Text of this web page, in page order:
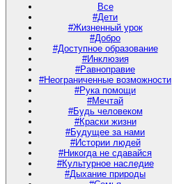
Все
#Дети
#Жизненный урок
#Добро
#Доступное образование
#Инклюзия
#Равноправие
#Неограниченные возможности
#Рука помощи
#Мечтай
#Будь человеком
#Краски жизни
#Будущее за нами
#Истории людей
#Никогда не сдавайся
#Культурное наследие
#Дыхание природы